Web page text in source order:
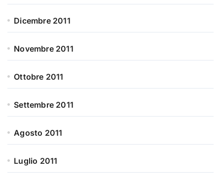
Dicembre 2011
Novembre 2011
Ottobre 2011
Settembre 2011
Agosto 2011
Luglio 2011